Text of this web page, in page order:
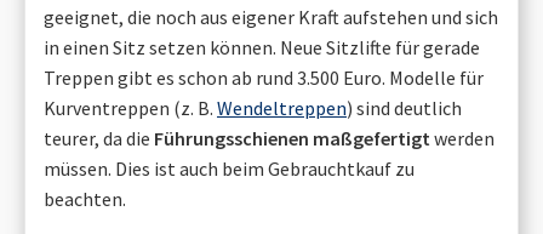
geeignet, die noch aus eigener Kraft aufstehen und sich
in einen Sitz setzen können. Neue Sitzlifte für gerade
Treppen gibt es schon ab rund 3.500 Euro. Modelle für
Kurventreppen (z. B. Wendeltreppen) sind deutlich
teurer, da die Führungsschienen maßgefertigt werden
müssen. Dies ist auch beim Gebrauchtkauf zu
beachten.